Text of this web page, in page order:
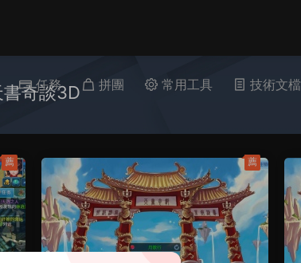
任務 拼團 常用工具 技術文檔
書奇談3D
薦 薦